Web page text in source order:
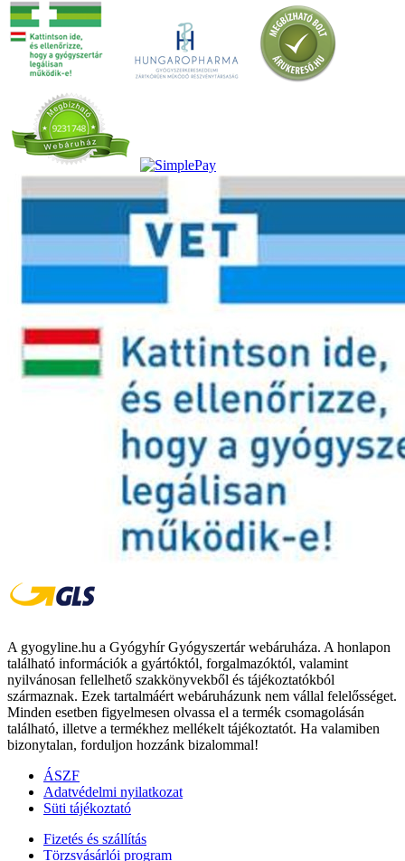
A gyogyline.hu a Gyógyhír Gyógyszertár webáruháza. A honlapon
található információk a gyártóktól, forgalmazóktól, valamint
nyilvánosan fellelhető szakkönyvekből és tájékoztatókból
származnak. Ezek tartalmáért webáruházunk nem vállal felelősséget.
Minden esetben figyelmesen olvassa el a termék csomagolásán
található, illetve a termékhez mellékelt tájékoztatót. Ha valamiben
bizonytalan, forduljon hozzánk bizalommal!
ÁSZF
Adatvédelmi nyilatkozat
Süti tájékoztató
Fizetés és szállítás
Törzsvásárlói program